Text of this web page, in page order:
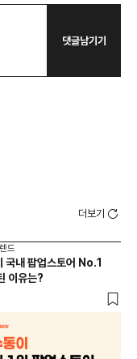
댓글남기기
더보기
드
국내 팝업스토어 No.1
이유는?